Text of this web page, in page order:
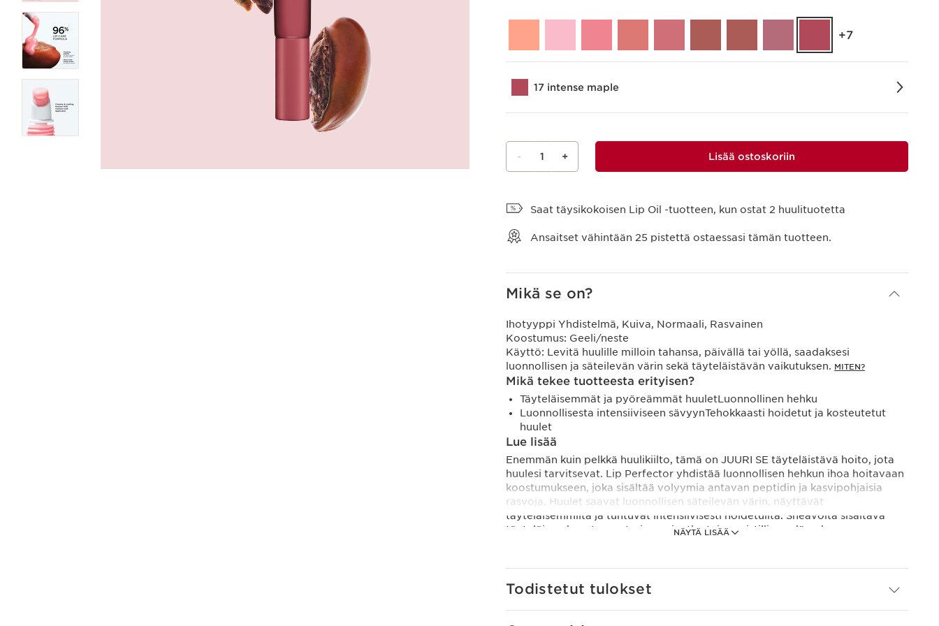
‎+7
17 intense maple
- 1 + Lisää ostoskoriin
Saat täysikokoisen Lip Oil -tuotteen, kun ostat 2 huulituotetta
Ansaitset vähintään 25 pistettä ostaessasi tämän tuotteen.
Mikä se on?
NÄYTÄ LISÄÄ
Ihotyyppi Yhdistelmä, Kuiva, Normaali, Rasvainen
Koostumus: Geeli/neste
Käyttö: Levitä huulille milloin tahansa, päivällä tai yöllä, saadaksesi
luonnollisen ja säteilevän värin sekä täyteläistävän vaikutuksen. MITEN?
Mikä tekee tuotteesta erityisen?
Täyteläisemmät ja pyöreämmät huuletLuonnollinen hehku
Luonnollisesta intensiiviseen sävyynTehokkaasti hoidetut ja kosteutetut
huulet
Lue lisää
Enemmän kuin pelkkä huulikiilto, tämä on JUURI SE täyteläistävä hoito, jota
huulesi tarvitsevat. Lip Perfector yhdistää luonnollisen hehkun ihoa hoitavaan
koostumukseen, joka sisältää volyymia antavan peptidin ja kasvipohjaisia
rasvoja. Huulet saavat luonnollisen säteilevän värin, näyttävät
täyteläisemmiltä ja tuntuvat intensiivisesti hoidetuilta. Sheavoita sisältävä
täyteläinen koostumus tarjoaa ainutlaatuisen aistillisen elämyksen.
kaikkiin tilanteisiin: Natural antaa raikkaan ja hienovaraisen kiillon, Glow
vangitsee valon ja Intense tuo säteilevän värin, joka korostaa huulia. Valitse
Todistetut tulokset